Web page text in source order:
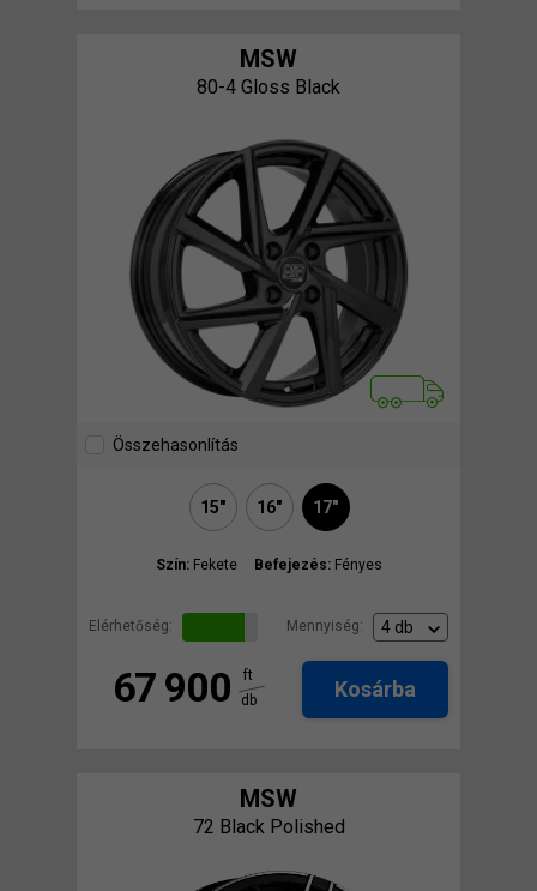
MSW
80-4 Gloss Black
Összehasonlítás
15" 16" 17"
Szín: Fekete Befejezés: Fényes
Elérhetőség: Mennyiség:
67 900
ft
db
Kosárba
MSW
72 Black Polished